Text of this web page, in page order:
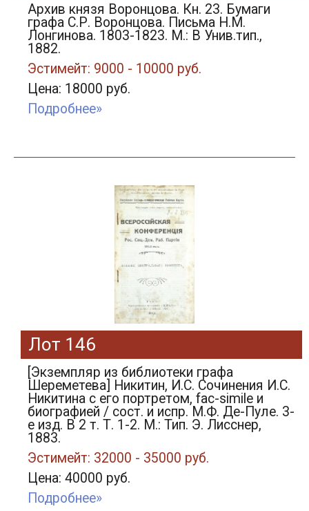
Архив князя Воронцова. Кн. 23. Бумаги
графа С.Р. Воронцова. Письма Н.М.
Лонгинова. 1803-1823. М.: В Унив.тип.,
1882.
Эстимейт: 9000 - 10000 руб.
Цена: 18000 руб.
Подробнее»
Лот 146
[Экземпляр из библиотеки графа
Шереметева] Никитин, И.С. Сочинения И.С.
Никитина с его портретом, fac-simile и
биографией / сост. и испр. М.Ф. Де-Пуле. 3-
е изд. В 2 т. Т. 1-2. М.: Тип. Э. Лисснер,
1883.
Эстимейт: 32000 - 35000 руб.
Цена: 40000 руб.
Подробнее»